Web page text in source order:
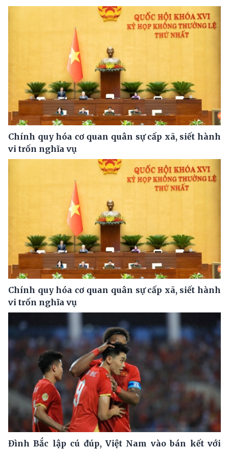
Chính quy hóa cơ quan quân sự cấp xã, siết hành
vi trốn nghĩa vụ
Chính quy hóa cơ quan quân sự cấp xã, siết hành
vi trốn nghĩa vụ
Đình Bắc lập cú đúp, Việt Nam vào bán kết với